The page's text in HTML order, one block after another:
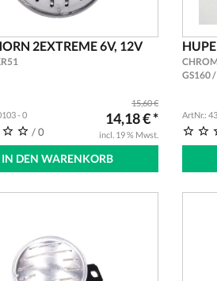
2EXTREME 6V, 12V
- 0
/ 0
15,60 €
14,18 € *
incl. 19 % Mwst.
IN DEN WARENKORB
GS160
ArtNr.: